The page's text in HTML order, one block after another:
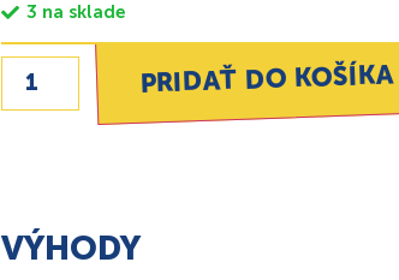
3 na sklade
PRIDAŤ DO KOŠÍKA
VÝHODY